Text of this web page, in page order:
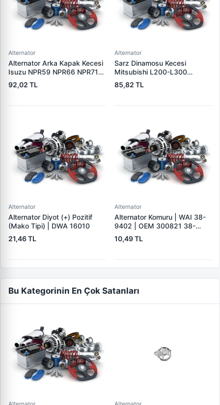
Alternator
Alternator Arka Kapak Kecesi
Isuzu NPR59 NPR66 NPR71
Nqr Nkr KS22 MD27 Turkuaz
15×32×7.5 | 3E 5888310 |
92,02 TL
Alternator
Sarz Dinamosu Kecesi
Mitsubishi L200-L300
Alternator Kecesi | 3E
5815305 | OEM 15305
85,82 TL
Alternator
Alternator Diyot (+) Pozitif
(Mako Tipi) | DWA 16010
21,46 TL
Alternator
Alternator Komuru | WAI 38-
9402 | OEM 300821 38-
9402
10,49 TL
Bu Kategorinin En Çok Satanları